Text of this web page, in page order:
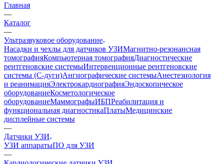
Главная
—
Каталог
—
Ультразвуковое оборудование
Насадки и чехлы для датчиков УЗИМагнитно-резонансная
томографияКомпьютерная томографияДиагностические
рентгеновские системыИнтервенционные рентгеновские
системы (С-дуги)Ангиографические системыАнестезиология
и реанимацияЭлектрокардиографияЭндоскопическое
оборудованиеКосметологическое
оборудованиеМаммографыИБПРеабилитация и
функциональная диагностикаПлатыМедицинские
дисплейные системы
—
Датчики УЗИ
УЗИ аппаратыПО для УЗИ
—